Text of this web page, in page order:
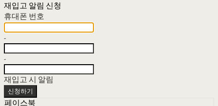
재입고 알림 신청
휴대폰 번호
-
-
재입고 시 알림
신청하기
페이스북